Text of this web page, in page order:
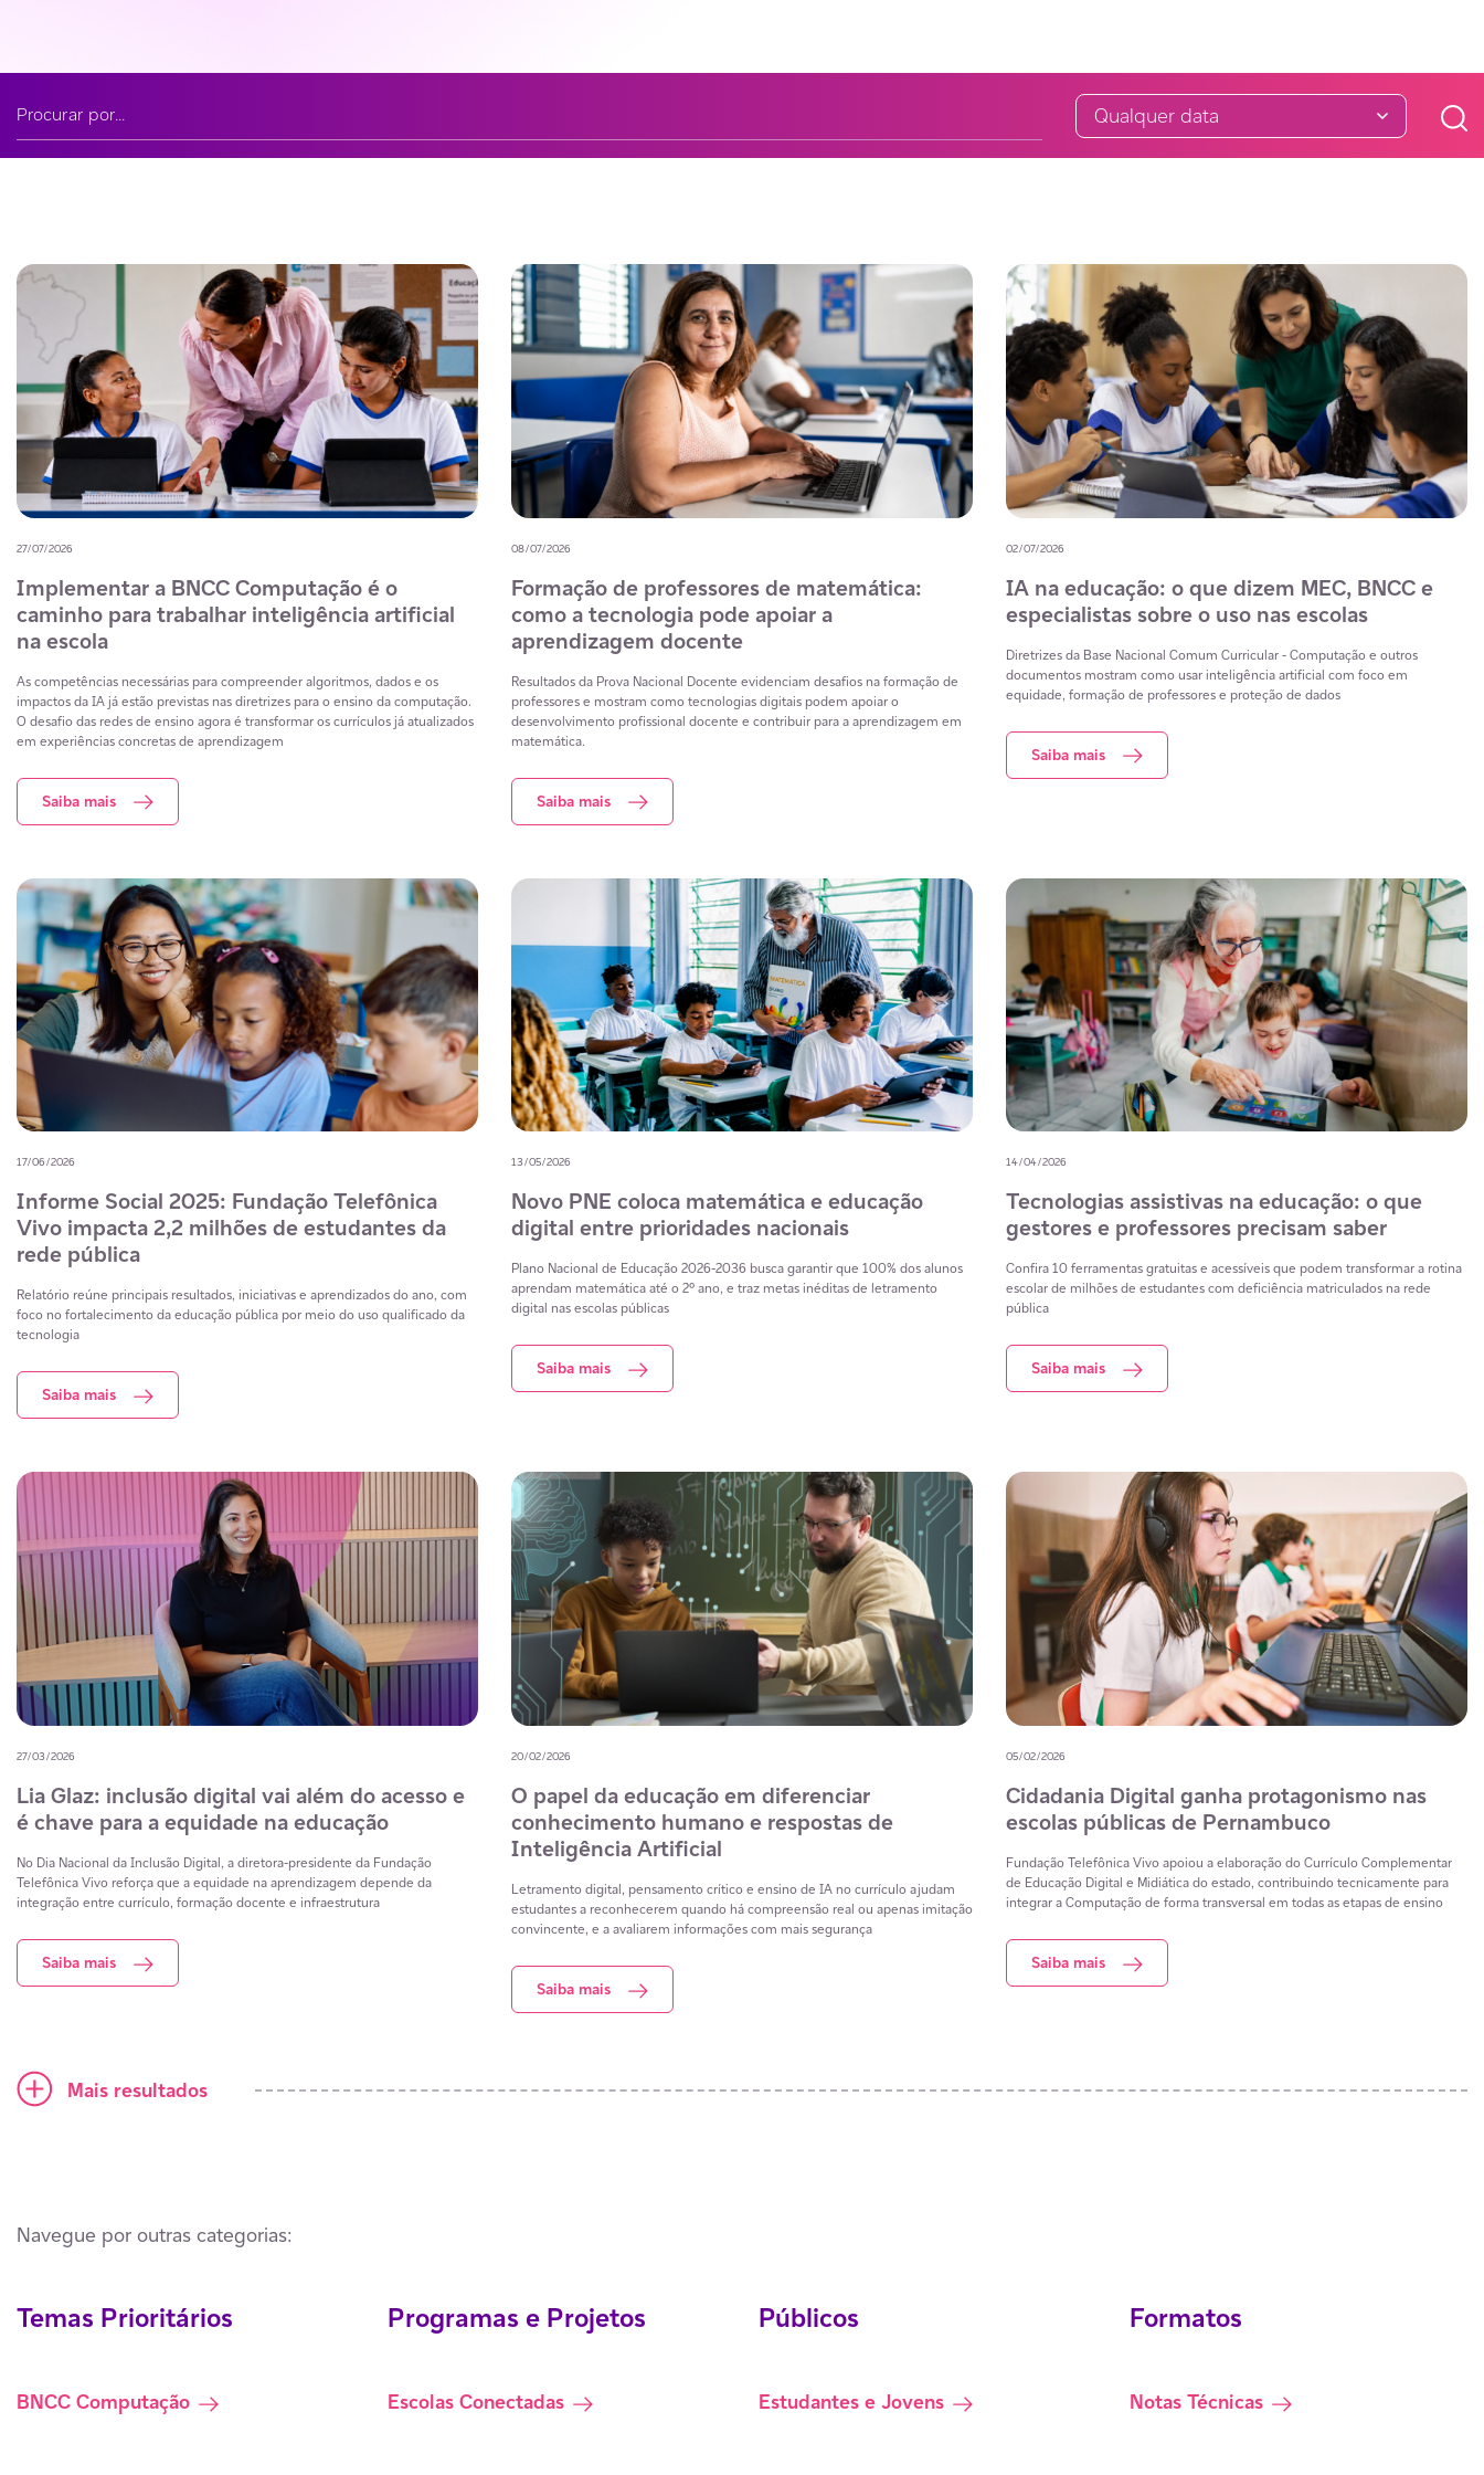
27/07/2026
Implementar a BNCC Computação é o
caminho para trabalhar inteligência artificial
na escola
As competências necessárias para compreender algoritmos, dados e os
impactos da IA já estão previstas nas diretrizes para o ensino da computação.
O desafio das redes de ensino agora é transformar os currículos já atualizados
em experiências concretas de aprendizagem
Saiba mais
08/07/2026
Formação de professores de matemática:
como a tecnologia pode apoiar a
aprendizagem docente
Resultados da Prova Nacional Docente evidenciam desafios na formação de
professores e mostram como tecnologias digitais podem apoiar o
desenvolvimento profissional docente e contribuir para a aprendizagem em
matemática.
Saiba mais
02/07/2026
IA na educação: o que dizem MEC, BNCC e
especialistas sobre o uso nas escolas
Diretrizes da Base Nacional Comum Curricular - Computação e outros
documentos mostram como usar inteligência artificial com foco em
equidade, formação de professores e proteção de dados
Saiba mais
17/06/2026
Informe Social 2025: Fundação Telefônica
Vivo impacta 2,2 milhões de estudantes da
rede pública
Relatório reúne principais resultados, iniciativas e aprendizados do ano, com
foco no fortalecimento da educação pública por meio do uso qualificado da
tecnologia
Saiba mais
13/05/2026
Novo PNE coloca matemática e educação
digital entre prioridades nacionais
Plano Nacional de Educação 2026-2036 busca garantir que 100% dos alunos
aprendam matemática até o 2º ano, e traz metas inéditas de letramento
digital nas escolas públicas
Saiba mais
14/04/2026
Tecnologias assistivas na educação: o que
gestores e professores precisam saber
Confira 10 ferramentas gratuitas e acessíveis que podem transformar a rotina
escolar de milhões de estudantes com deficiência matriculados na rede
pública
Saiba mais
27/03/2026
Lia Glaz: inclusão digital vai além do acesso e
é chave para a equidade na educação
No Dia Nacional da Inclusão Digital, a diretora-presidente da Fundação
Telefônica Vivo reforça que a equidade na aprendizagem depende da
integração entre currículo, formação docente e infraestrutura
Saiba mais
20/02/2026
O papel da educação em diferenciar
conhecimento humano e respostas de
Inteligência Artificial
Letramento digital, pensamento crítico e ensino de IA no currículo ajudam
estudantes a reconhecerem quando há compreensão real ou apenas imitação
convincente, e a avaliarem informações com mais segurança
Saiba mais
05/02/2026
Cidadania Digital ganha protagonismo nas
escolas públicas de Pernambuco
Fundação Telefônica Vivo apoiou a elaboração do Currículo Complementar
de Educação Digital e Midiática do estado, contribuindo tecnicamente para
integrar a Computação de forma transversal em todas as etapas de ensino
Saiba mais
Ícone maisMais resultados
Navegue por outras categorias:
Temas Prioritários
BNCC Computação
Programas e Projetos
Escolas Conectadas
Públicos
Estudantes e Jovens
Formatos
Notas Técnicas